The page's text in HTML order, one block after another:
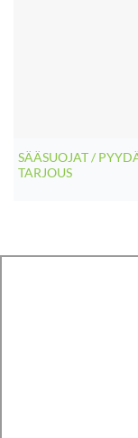
SÄÄSUOJAT /
TARJOUS